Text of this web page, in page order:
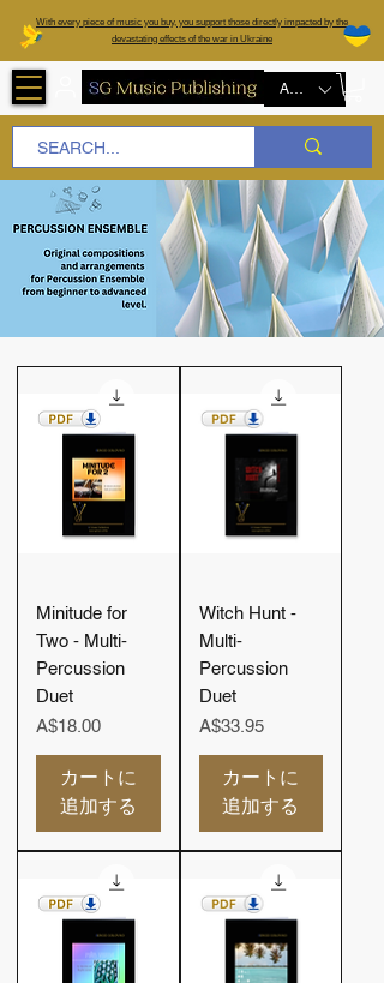
With every piece of music you buy, you support those directly impacted by the
devastating effects of the war in Ukraine
AUD (AU$)
Minitude for
Two - Multi-
Percussion
Duet
価格
A$18.00
カートに
追加する
Witch Hunt -
Multi-
Percussion
Duet
価格
A$33.95
カートに
追加する